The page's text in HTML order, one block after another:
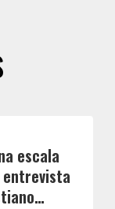
escala
entrevista